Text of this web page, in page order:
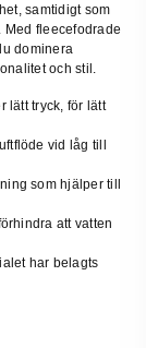
samtidigt som
fleecefodrade
dominera
och stil.
lätt tryck, för lätt
vid låg till
som hjälper till
att vatten
har belagts